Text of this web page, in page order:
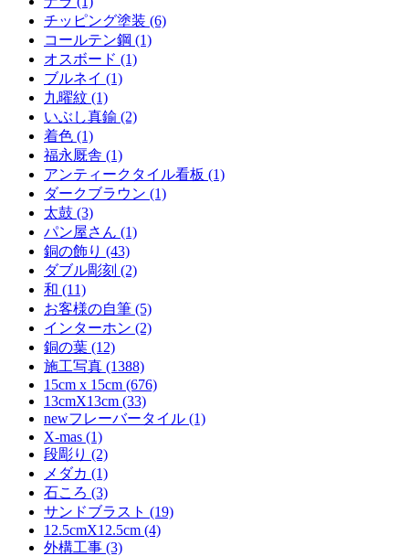
チッピング塗装 (6)
コールテン鋼 (1)
オスボード (1)
ブルネイ (1)
九曜紋 (1)
いぶし真鍮 (2)
着色 (1)
福永厩舎 (1)
アンティークタイル看板 (1)
ダークブラウン (1)
太鼓 (3)
パン屋さん (1)
銅の飾り (43)
ダブル彫刻 (2)
和 (11)
お客様の自筆 (5)
インターホン (2)
銅の葉 (12)
施工写真 (1388)
15cm x 15cm (676)
13cmX13cm (33)
newフレーバータイル (1)
X-mas (1)
段彫り (2)
メダカ (1)
石ころ (3)
サンドブラスト (19)
12.5cmX12.5cm (4)
外構工事 (3)